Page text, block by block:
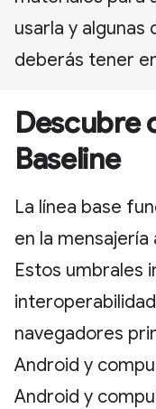
usarla y algunas
deberás tener
Descubre
Baseline
La línea base
en la
Estos umbrales
navegadores
Android y
Android y